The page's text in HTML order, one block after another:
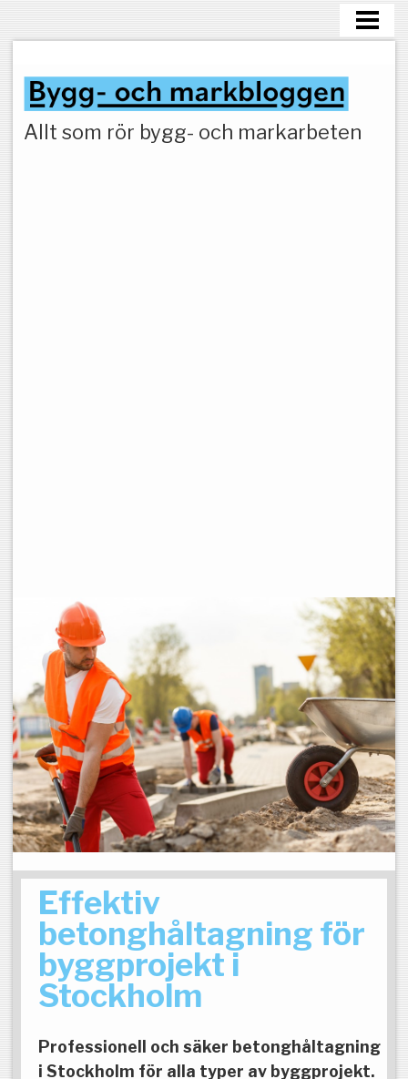
Allt som rör bygg- och markarbeten
Effektiv
betonghåltagning för
byggprojekt i
Stockholm
Professionell och säker betonghåltagning
i Stockholm för alla typer av byggprojekt.